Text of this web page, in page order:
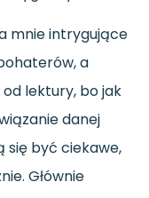
mnie intrygujące
a
lektury, bo jak
danej
się być ciekawe,
Głównie